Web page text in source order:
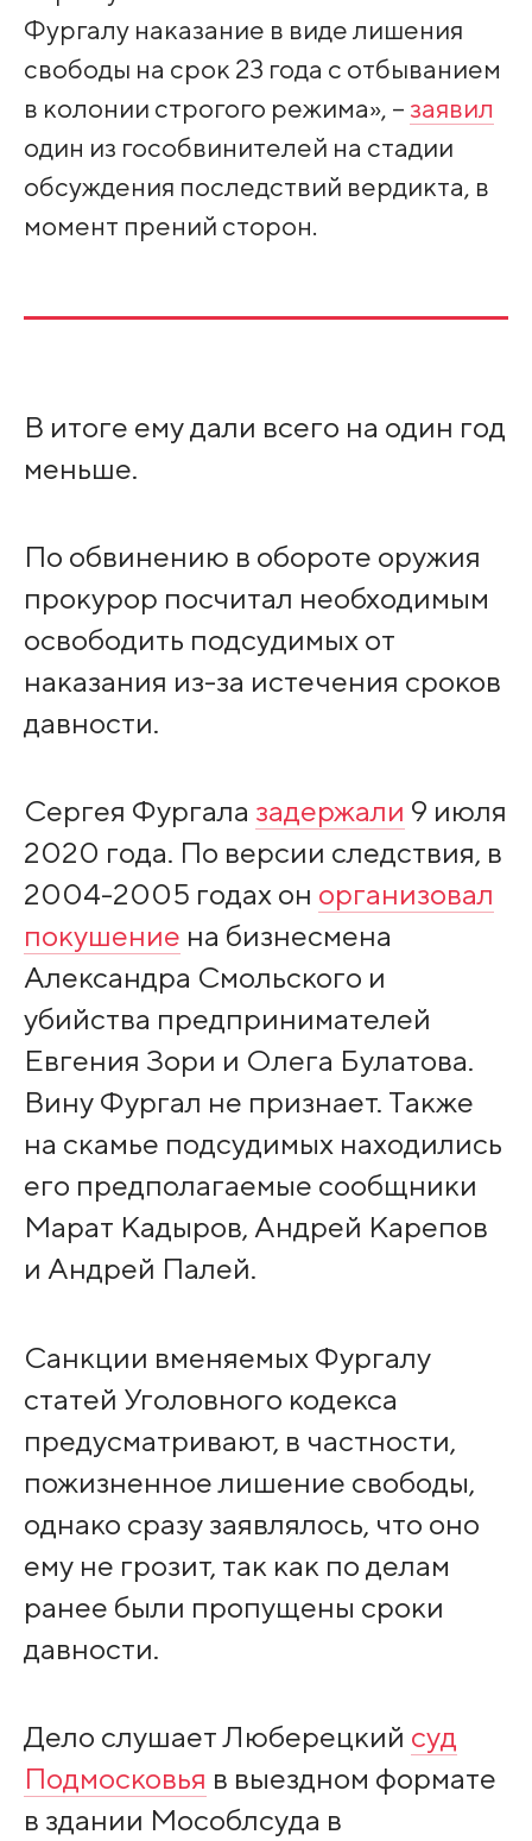
Фургалу наказание в виде лишения
свободы на срок 23 года с отбыванием
в колонии строгого режима», – заявил
один из гособвинителей на стадии
обсуждения последствий вердикта, в
момент прений сторон.
В итоге ему дали всего на один год
меньше.
По обвинению в обороте оружия
прокурор посчитал необходимым
освободить подсудимых от
наказания из-за истечения сроков
давности.
Сергея Фургала задержали 9 июля
2020 года. По версии следствия, в
2004-2005 годах он организовал
покушение на бизнесмена
Александра Смольского и
убийства предпринимателей
Евгения Зори и Олега Булатова.
Вину Фургал не признает. Также
на скамье подсудимых находились
его предполагаемые сообщники
Марат Кадыров, Андрей Карепов
и Андрей Палей.
Санкции вменяемых Фургалу
статей Уголовного кодекса
предусматривают, в частности,
пожизненное лишение свободы,
однако сразу заявлялось, что оно
ему не грозит, так как по делам
ранее были пропущены сроки
давности.
Дело слушает Люберецкий суд
Подмосковья в выездном формате
в здании Мособлсуда в